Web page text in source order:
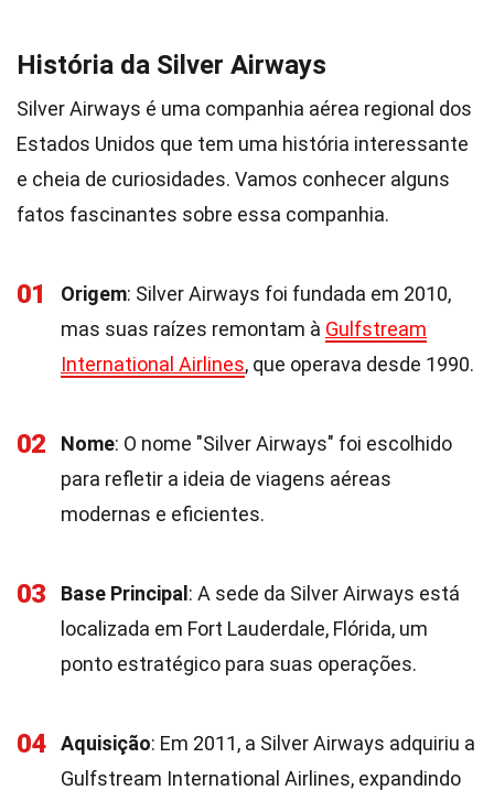
História da Silver Airways
Silver Airways é uma companhia aérea regional dos
Estados Unidos que tem uma história interessante
e cheia de curiosidades. Vamos conhecer alguns
fatos fascinantes sobre essa companhia.
01 Origem: Silver Airways foi fundada em 2010,
mas suas raízes remontam à Gulfstream
International Airlines, que operava desde 1990.
02 Nome: O nome "Silver Airways" foi escolhido
para refletir a ideia de viagens aéreas
modernas e eficientes.
03 Base Principal : A sede da Silver Airways está
localizada em Fort Lauderdale, Flórida, um
ponto estratégico para suas operações.
04 Aquisição: Em 2011, a Silver Airways adquiriu a
Gulfstream International Airlines, expandindo